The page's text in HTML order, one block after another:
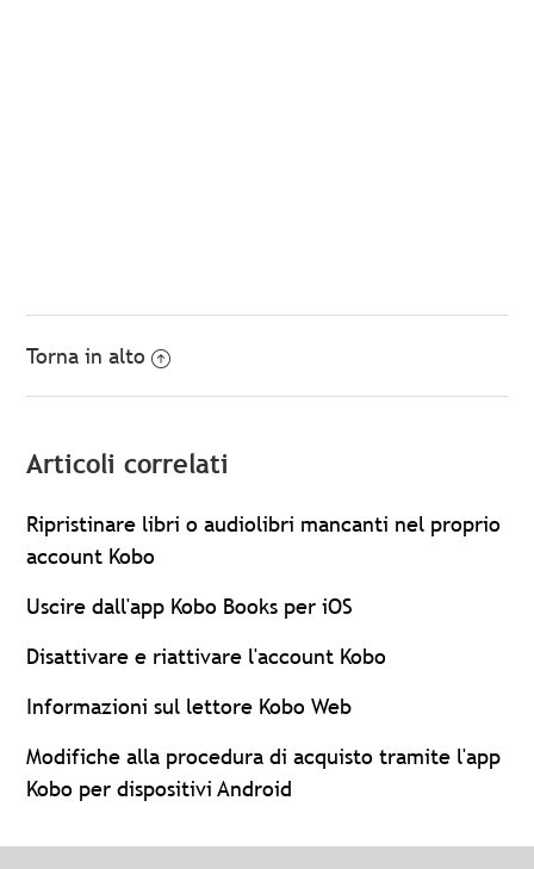
Torna in alto
Articoli correlati
Ripristinare libri o audiolibri mancanti nel proprio
account Kobo
Uscire dall'app Kobo Books per iOS
Disattivare e riattivare l'account Kobo
Informazioni sul lettore Kobo Web
Modifiche alla procedura di acquisto tramite l'app
Kobo per dispositivi Android